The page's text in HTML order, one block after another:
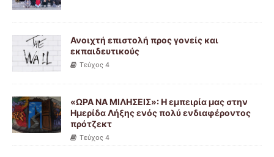
Ανοιχτή επιστολή προς γονείς και
εκπαιδευτικούς
Τεύχος 4
«ΩΡΑ ΝΑ ΜΙΛΗΣΕΙΣ»: Η εμπειρία μας στην
Ημερίδα Λήξης ενός πολύ ενδιαφέροντος
πρότζεκτ
Τεύχος 4